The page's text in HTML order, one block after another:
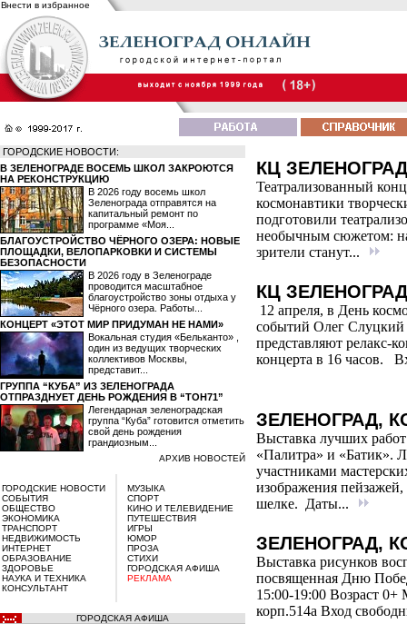
Внести в избранное
ГОРОДСКИЕ НОВОСТИ:
В ЗЕЛЕНОГРАДЕ ВОСЕМЬ ШКОЛ ЗАКРОЮТСЯ
НА РЕКОНСТРУКЦИЮ
В 2026 году восемь школ
Зеленограда отправятся на
капитальный ремонт по
программе «Моя...
БЛАГОУСТРОЙСТВО ЧЁРНОГО ОЗЕРА: НОВЫЕ
ПЛОЩАДКИ, ВЕЛОПАРКОВКИ И СИСТЕМЫ
БЕЗОПАСНОСТИ
В 2026 году в Зеленограде
проводится масштабное
благоустройство зоны отдыха у
Чёрного озера. Работы...
КОНЦЕРТ «ЭТОТ МИР ПРИДУМАН НЕ НАМИ»
Вокальная студия «Бельканто» ,
один из ведущих творческих
коллективов Москвы,
представит...
ГРУППА “КУБА” ИЗ ЗЕЛЕНОГРАДА
ОТПРАЗДНУЕТ ДЕНЬ РОЖДЕНИЯ В “ТОН71”
Легендарная зеленоградская
группа “Куба” готовится отметить
свой день рождения
грандиозным...
АРХИВ НОВОСТЕЙ
ГОРОДСКИЕ НОВОСТИ
СОБЫТИЯ
ОБЩЕСТВО
ЭКОНОМИКА
ТРАНСПОРТ
НЕДВИЖИМОСТЬ
ИНТЕРНЕТ
ОБРАЗОВАНИЕ
ЗДОРОВЬЕ
НАУКА И ТЕХНИКА
КОНСУЛЬТАНТ
МУЗЫКА
СПОРТ
КИНО И ТЕЛЕВИДЕНИЕ
ПУТЕШЕСТВИЯ
ИГРЫ
ЮМОР
ПРОЗА
СТИХИ
ГОРОДСКАЯ АФИША
РЕКЛАМА
ГОРОДСКАЯ АФИША
КЦ
Театрализованный
космонавтики
подготовили
необычным сюжетом:
зрители станут...
КЦ
12 апреля, в День
событий Олег Слуцкий
представляют релакс-
концерта в 16 часов.
ЗЕЛЕНОГРАД,
Выставка лучших
«Палитра» и «Батик».
участниками
изображения
шелке. Даты...
ЗЕЛЕНОГРАД,
Выставка рисунков
посвященная Дню
15:00-19:00 Возраст 0+
корп.514а Вход